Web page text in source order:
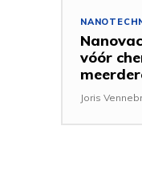
vóór
Joris